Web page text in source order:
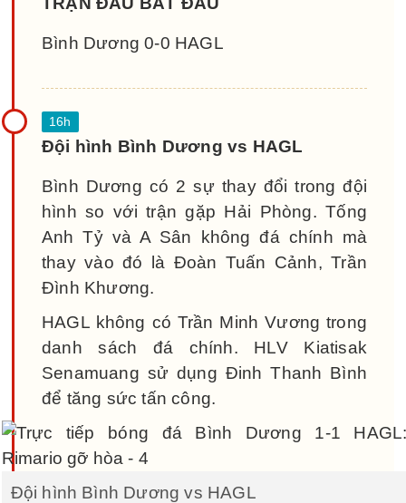
Bình Dương 0-0 HAGL
Đội hình Bình Dương vs HAGL
Bình Dương có 2 sự thay đổi trong đội
hình so với trận gặp Hải Phòng. Tống
Anh Tỷ và A Sân không đá chính mà
thay vào đó là Đoàn Tuấn Cảnh, Trần
Đình Khương.
HAGL không có Trần Minh Vương trong
danh sách đá chính. HLV Kiatisak
Senamuang sử dụng Đinh Thanh Bình
để tăng sức tấn công.
Đội hình Bình Dương vs HAGL